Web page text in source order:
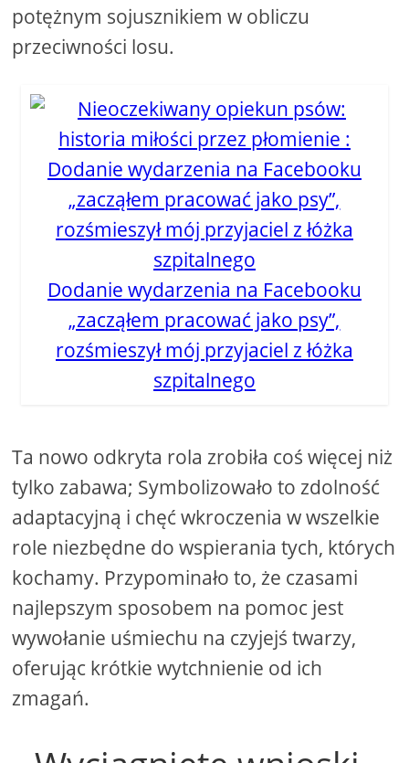
potężnym sojusznikiem w obliczu
przeciwności losu.
Dodanie wydarzenia na Facebooku
„zacząłem pracować jako psy”,
rozśmieszył mój przyjaciel z łóżka
szpitalnego
Ta nowo odkryta rola zrobiła coś więcej niż
tylko zabawa; Symbolizowało to zdolność
adaptacyjną i chęć wkroczenia w wszelkie
role niezbędne do wspierania tych, których
kochamy. Przypominało to, że czasami
najlepszym sposobem na pomoc jest
wywołanie uśmiechu na czyjejś twarzy,
oferując krótkie wytchnienie od ich
zmagań.